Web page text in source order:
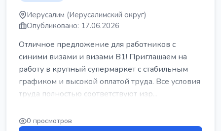
Иерусалим (Иерусалимский округ)
Опубликовано: 17.06.2026
Отличное предложение для работников с
синими визами и визами B1! Приглашаем на
работу в крупный супермаркет с стабильным
графиком и высокой оплатой труда. Все условия
труда полностью соответствуют изр...
0 просмотров